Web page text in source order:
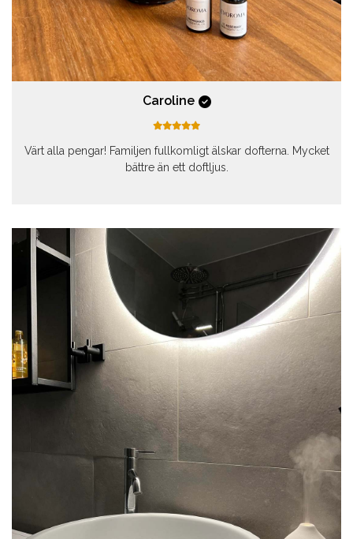
Caroline
Värt alla pengar! Familjen fullkomligt älskar dofterna. Mycket
bättre än ett doftljus.